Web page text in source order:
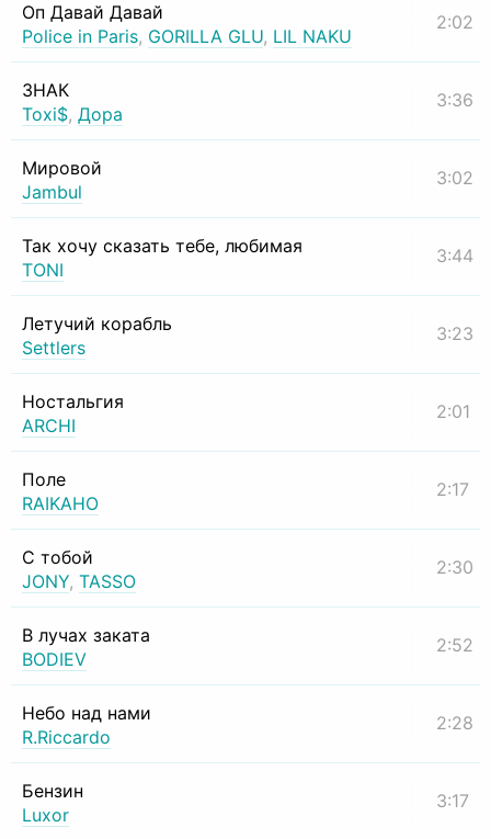
Оп Давай Давай
Police in Paris, GORILLA GLU, LIL NAKU
2:02
ЗНАК
Toxi$, Дора
3:36
Мировой
Jambul
3:02
Так хочу сказать тебе, любимая
TONI
3:44
Летучий корабль
Settlers
3:23
Ностальгия
ARCHI
2:01
Поле
RAIKAHO
2:17
С тобой
JONY, TASSO
2:30
В лучах заката
BODIEV
2:52
Небо над нами
R.Riccardo
2:28
Бензин
Luxor
3:17